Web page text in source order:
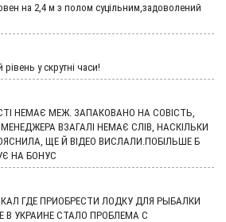
на 2,4 м з полом суцільним,задоволений
у скрутні часи!
НЕМАЄ МЕЖ. ЗАПАКОВАНО НА СОВІСТЬ,
ВЗАГАЛІ НЕМАЄ СЛІВ, НАСКІЛЬКИ
ЩЕ Й ВІДЕО ВИСЛАЛИ.ПОБІЛЬШЕ Б
НА БОНУС
ГДЕ ПРИОБРЕСТИ ЛОДКУ ДЛЯ РЫБАЛКИ
В УКРАИНЕ СТАЛО ПРОБЛЕМА С